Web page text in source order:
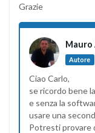
Grazie
Mauro
Autore
Ciao Carlo,
se ricordo bene
e senza la
usare una
Potresti provare